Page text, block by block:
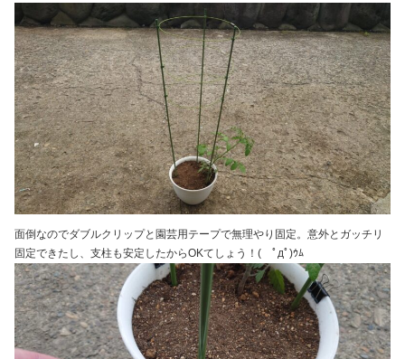
面倒なのでダブルクリップと園芸用テープで無理やり固定。意外とガッチリ
固定できたし、支柱も安定したからOKてしょう！( ﾟдﾟ)ｳﾑ